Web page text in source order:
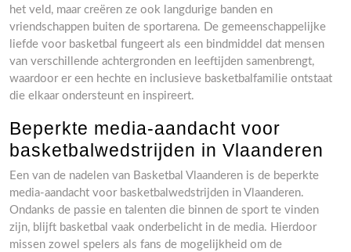
het veld, maar creëren ze ook langdurige banden en
vriendschappen buiten de sportarena. De gemeenschappelijke
liefde voor basketbal fungeert als een bindmiddel dat mensen
van verschillende achtergronden en leeftijden samenbrengt,
waardoor er een hechte en inclusieve basketbalfamilie ontstaat
die elkaar ondersteunt en inspireert.
Beperkte media-aandacht voor
basketbalwedstrijden in Vlaanderen
Een van de nadelen van Basketbal Vlaanderen is de beperkte
media-aandacht voor basketbalwedstrijden in Vlaanderen.
Ondanks de passie en talenten die binnen de sport te vinden
zijn, blijft basketbal vaak onderbelicht in de media. Hierdoor
missen zowel spelers als fans de mogelijkheid om de